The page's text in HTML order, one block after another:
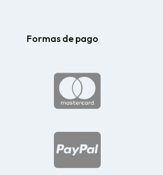
Formas de pago

